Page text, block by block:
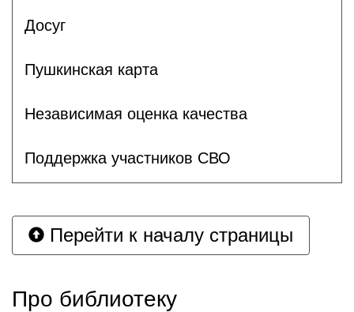
Досуг
Пушкинская карта
Независимая оценка качества
Поддержка участников СВО
Перейти к началу страницы
Про библиотеку